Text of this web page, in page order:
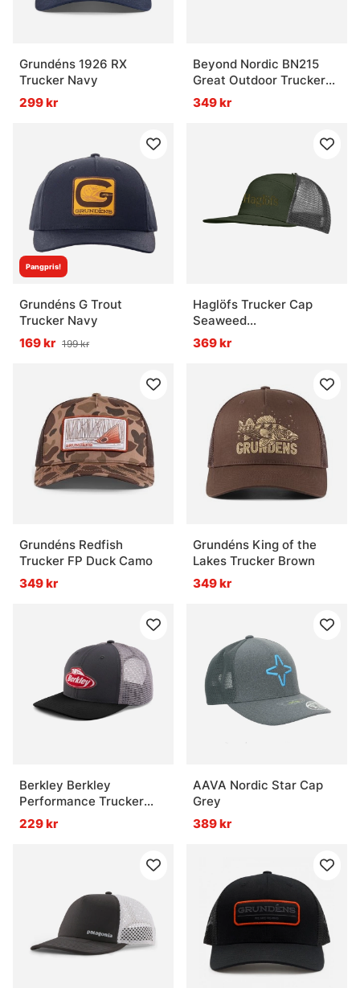
Grundéns 1926 RX
Trucker Navy
299 kr
Beyond Nordic BN215
Great Outdoor Trucker
Cap G-Black
349 kr
Pangpris!
Grundéns G Trout
Trucker Navy
169 kr 199 kr
Haglöfs Trucker Cap
Seaweed
Green/Magnetite
369 kr
Grundéns Redfish
Trucker FP Duck Camo
349 kr
Grundéns King of the
Lakes Trucker Brown
349 kr
Berkley Berkley
Performance Trucker
Cap - Charcoal/Black
229 kr
AAVA Nordic Star Cap
Grey
389 kr